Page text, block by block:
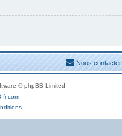
Nous contacter
© phpBB Limited
fr.com